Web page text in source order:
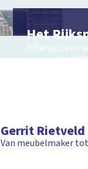
Het
Interactieve
en om het
Gerrit Rietveld
Van meubelmaker